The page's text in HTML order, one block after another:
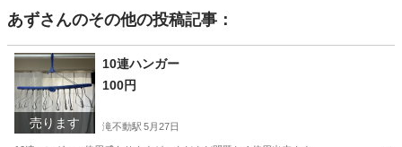
あずさんのその他の投稿記事：
売ります
10連ハンガー
100円
滝不動駅 5月27日